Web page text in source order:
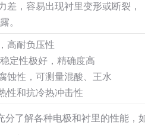
差，容易出现衬里变形或断裂，
。
高耐负压性
定性极好，精确度高
蚀性，可测量混酸、王水
性和抗冷热冲击性
了解各种电极和衬里的性能，